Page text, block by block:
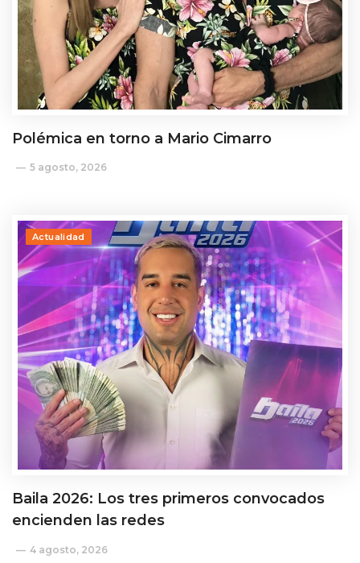
Polémica en torno a Mario Cimarro
5 agosto, 2026
Actualidad
Baila 2026: Los tres primeros convocados
encienden las redes
4 agosto, 2026